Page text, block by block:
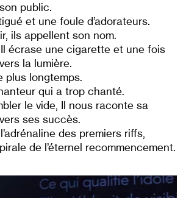
public.
et une foule d’adorateurs.
ils appellent son nom.
Il écrase une cigarette et une fois
la lumière.
plus longtemps.
qui a trop chanté.
le vide, Il nous raconte sa
ses succès.
des premiers riffs,
de l’éternel recommencement.